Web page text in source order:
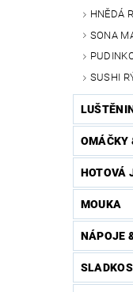
HNĚDÁ
SONA
SUSHI
OMÁČKY
HOTOVÁ
MOUKA
NÁPOJE